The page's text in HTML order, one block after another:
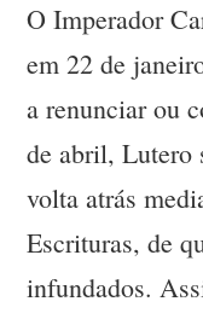
O Imperador
em 22 de
a renunciar ou
de abril, Lutero
volta atrás
Escrituras, de
infundados.